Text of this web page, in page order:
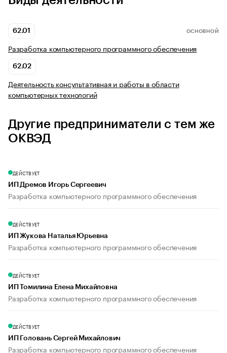
62.01 ОСНОВНОЙ
Разработка компьютерного программного обеспечения
62.02
Деятельность консультативная и работы в области
компьютерных технологий
Другие предприниматели с тем же
ОКВЭД
ДЕЙСТВУЕТ
ИП Дремов Игорь Сергеевич
Разработка компьютерного программного обеспечения
ДЕЙСТВУЕТ
ИП Жукова Наталья Юрьевна
Разработка компьютерного программного обеспечения
ДЕЙСТВУЕТ
ИП Томилина Елена Михайловна
Разработка компьютерного программного обеспечения
ДЕЙСТВУЕТ
ИП Головань Сергей Михайлович
Разработка компьютерного программного обеспечения